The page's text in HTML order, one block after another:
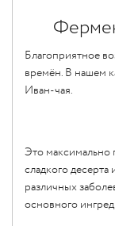
Благоприятное
времён. В нашем
Иван-чая.
Это максимально
сладкого десерта
различных
основного